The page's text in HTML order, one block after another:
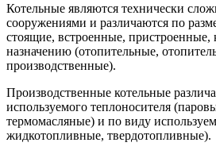
Котельные являются технически
сооружениями и различаются по
стоящие, встроенные,
назначению (отопительные,
производственные).
Производственные котельные
используемого теплоносителя
термомасляные) и по виду
жидкотопливные, твердотопливные).